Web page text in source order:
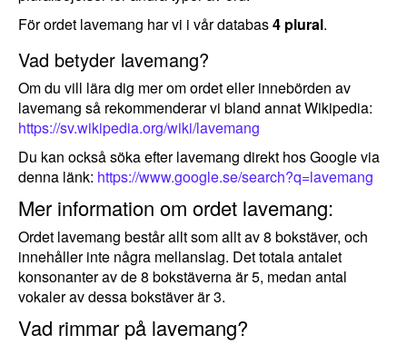
För ordet lavemang har vi i vår databas4 plural.
Vad betyder lavemang?
Om du vill lära dig mer om ordet eller innebörden av
lavemang så rekommenderar vi bland annat Wikipedia:
https://sv.wikipedia.org/wiki/lavemang
Du kan också söka efter lavemang direkt hos Google via
denna länk: https://www.google.se/search?q=lavemang
Mer information om ordet lavemang:
Ordet lavemang består allt som allt av 8 bokstäver, och
innehåller inte några mellanslag. Det totala antalet
konsonanter av de 8 bokstäverna är 5, medan antal
vokaler av dessa bokstäver är 3.
Vad rimmar på lavemang?